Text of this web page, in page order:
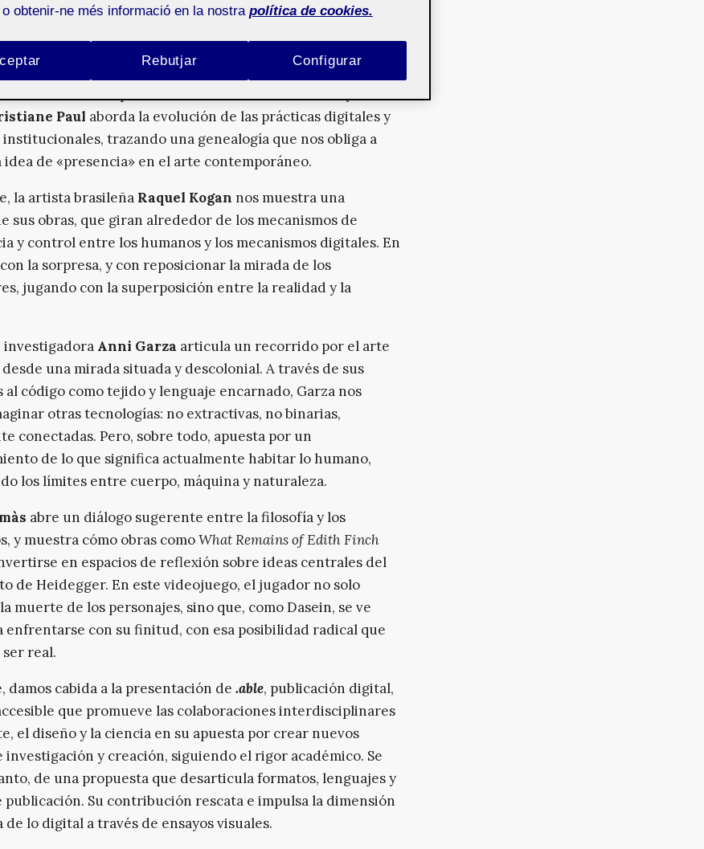
lo tecnológico: lo reescriben, lo cuestionan, lo habitan.
perspectiva internacional y transdisciplinar, este número
que, desde diversos puntos de vista, cartografían esta
Paul aborda la evolución de las prácticas digitales y
institucionales, trazando una genealogía que nos obliga a
idea de «presencia» en el arte contemporáneo.
la artista brasileña Raquel Kogan nos muestra una
sus obras, que giran alrededor de los mecanismos de
y control entre los humanos y los mecanismos digitales. En
la sorpresa, y con reposicionar la mirada de los
jugando con la superposición entre la realidad y la
investigadora Anni Garza articula un recorrido por el arte
una mirada situada y descolonial. A través de sus
código como tejido y lenguaje encarnado, Garza nos
otras tecnologías: no extractivas, no binarias,
conectadas. Pero, sobre todo, apuesta por un
de lo que significa actualmente habitar lo humano,
los límites entre cuerpo, máquina y naturaleza.
abre un diálogo sugerente entre la filosofía y los
y muestra cómo obras comoWhat Remains of Edith Finch
en espacios de reflexión sobre ideas centrales del
de Heidegger. En este videojuego, el jugador no solo
muerte de los personajes, sino que, como Dasein, se ve
enfrentarse con su finitud, con esa posibilidad radical que
real.
damos cabida a la presentación de .able, publicación digital,
que promueve las colaboraciones interdisciplinares
el diseño y la ciencia en su apuesta por crear nuevos
investigación y creación, siguiendo el rigor académico. Se
de una propuesta que desarticula formatos, lenguajes y
publicación. Su contribución rescata e impulsa la dimensión
de lo digital a través de ensayos visuales.
obtenir-ne més informació en la nostra política de cookies.
Rebutjar Configurar